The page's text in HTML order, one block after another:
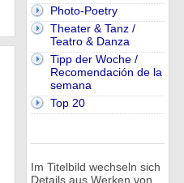
Photo-Poetry
Theater & Tanz /
Teatro & Danza
Tipp der Woche /
Recomendación de la
semana
Top 20
Im Titelbild wechseln sich
Details aus Werken von